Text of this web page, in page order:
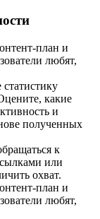
план и
любят,
какие
и
полученных
к
или
охват.
план и
любят,